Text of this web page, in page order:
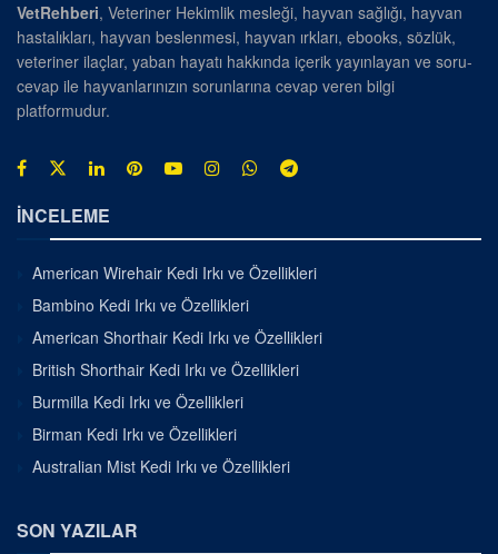
VetRehberi, Veteriner Hekimlik mesleği, hayvan sağlığı, hayvan
hastalıkları, hayvan beslenmesi, hayvan ırkları, ebooks, sözlük,
veteriner ilaçlar, yaban hayatı hakkında içerik yayınlayan ve soru-
cevap ile hayvanlarınızın sorunlarına cevap veren bilgi
platformudur.
İNCELEME
American Wirehair Kedi Irkı ve Özellikleri
Bambino Kedi Irkı ve Özellikleri
American Shorthair Kedi Irkı ve Özellikleri
British Shorthair Kedi Irkı ve Özellikleri
Burmilla Kedi Irkı ve Özellikleri
Birman Kedi Irkı ve Özellikleri
Australian Mist Kedi Irkı ve Özellikleri
SON YAZILAR